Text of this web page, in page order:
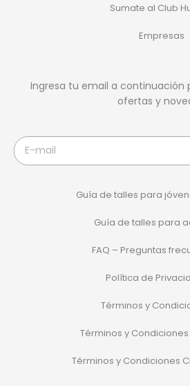
Sumate al Club
Empresas
Ingresa tu email a continuación
ofertas y
Guía de talles para
Guía de talles para
FAQ – Preguntas
Política de
Términos y
Términos y Condiciones
Términos y Condiciones